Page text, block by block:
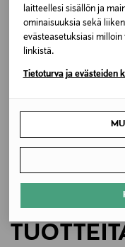
laitteellesi sisällön ja
ominaisuuksia sekä
evästeasetuksiasi milloin
linkistä.
Tietoturva ja evästeiden
Valmistusmaa
Kiina
207502
Valmistaja
Welcome AB
Welcome AB,
TRUE RELIGION
LISÄÄ